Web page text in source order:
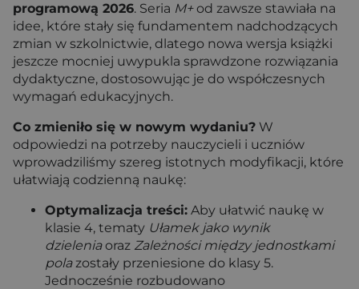
programową 2026. Seria M+od zawsze stawiała na
idee, które stały się fundamentem nadchodzących
zmian w szkolnictwie, dlatego nowa wersja książki
jeszcze mocniej uwypukla sprawdzone rozwiązania
dydaktyczne, dostosowując je do współczesnych
wymagań edukacyjnych.
Co zmieniło się w nowym wydaniu? W
odpowiedzi na potrzeby nauczycieli i uczniów
wprowadziliśmy szereg istotnych modyfikacji, które
ułatwiają codzienną naukę:
Optymalizacja treści: Aby ułatwić naukę w
klasie 4, tematy Ułamek jako wynik
dzieleniaoraz Zależności między jednostkami
polazostały przeniesione do klasy 5.
Jednocześnie rozbudowano